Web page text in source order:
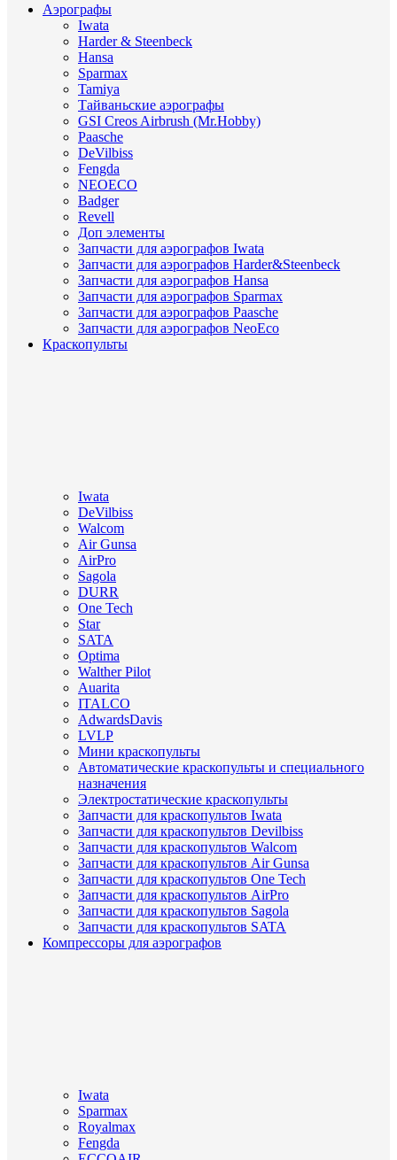
Аэрографы
Iwata
Harder & Steenbeck
Hansa
Sparmax
Tamiya
Тайваньские аэрографы
GSI Creos Airbrush (Mr.Hobby)
Paasche
DeVilbiss
Fengda
NEOECO
Badger
Revell
Доп элементы
Запчасти для аэрографов Iwata
Запчасти для аэрографов Harder&Steenbeck
Запчасти для аэрографов Hansa
Запчасти для аэрографов Sparmax
Запчасти для аэрографов Paasche
Запчасти для аэрографов NeoEco
Краскопульты
Iwata
DeVilbiss
Walcom
Air Gunsa
AirPro
Sagola
DURR
One Tech
Star
SATA
Optima
Walther Pilot
Auarita
ITALCO
AdwardsDavis
LVLP
Мини краскопульты
Автоматические краскопульты и специального
назначения
Электростатические краскопульты
Запчасти для краскопультов Iwata
Запчасти для краскопультов Devilbiss
Запчасти для краскопультов Walcom
Запчасти для краскопультов Air Gunsa
Запчасти для краскопультов One Tech
Запчасти для краскопультов AirPro
Запчасти для краскопультов Sagola
Запчасти для краскопультов SATA
Компрессоры для аэрографов
Iwata
Sparmax
Royalmax
Fengda